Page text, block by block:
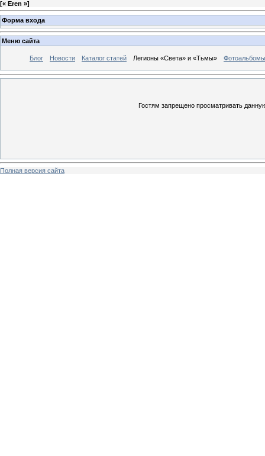
[« Eren »]
Форма входа
Меню сайта
Блог Новости Каталог статей Легионы «Света» и «Тьмы» Фотоальбомы
Гостям запрещено просматривать
Полная версия сайта